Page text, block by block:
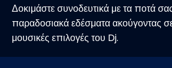
Δοκιμάστε συνοδευτικά με τα ποτά
παραδοσιακά εδέσματα ακούγοντας
μουσικές επιλογές του Dj.